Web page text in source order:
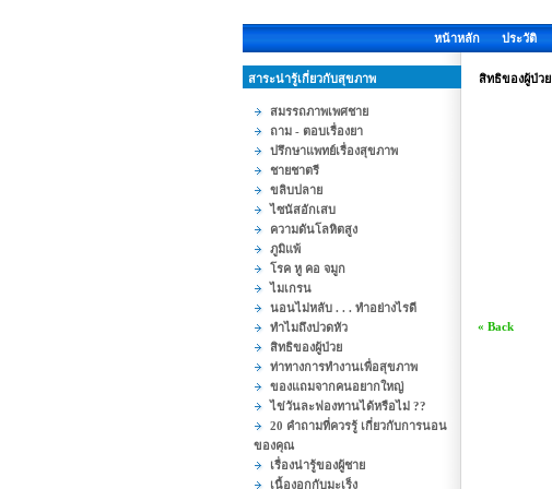
หน้าหลัก ประวัติ
สาระน่ารู้เกี่ยวกับสุขภาพ
สมรรถภาพเพศชาย
ถาม - ตอบเรื่องยา
ปรึกษาแพทย์เรื่องสุขภาพ
ชายชาตรี
ขลิบปลาย
ไซนัสอักเสบ
ความดันโลหิตสูง
ภูมิแพ้
โรค หู คอ จมูก
ไมเกรน
นอนไม่หลับ . . . ทำอย่างไรดี
ทำไมถึงปวดหัว
สิทธิของผู้ป่วย
ท่าทางการทำงานเพื่อสุขภาพ
ของแถมจากคนอยากใหญ่
ไข่วันละฟองทานได้หรือไม่ ??
20 คำถามที่ควรรู้ เกี่ยวกับการนอน
ของคุณ
เรื่องน่ารู้ของผู้ชาย
เนื้องอกกับมะเร็ง
สิทธิของผู้ป่วย
« Back